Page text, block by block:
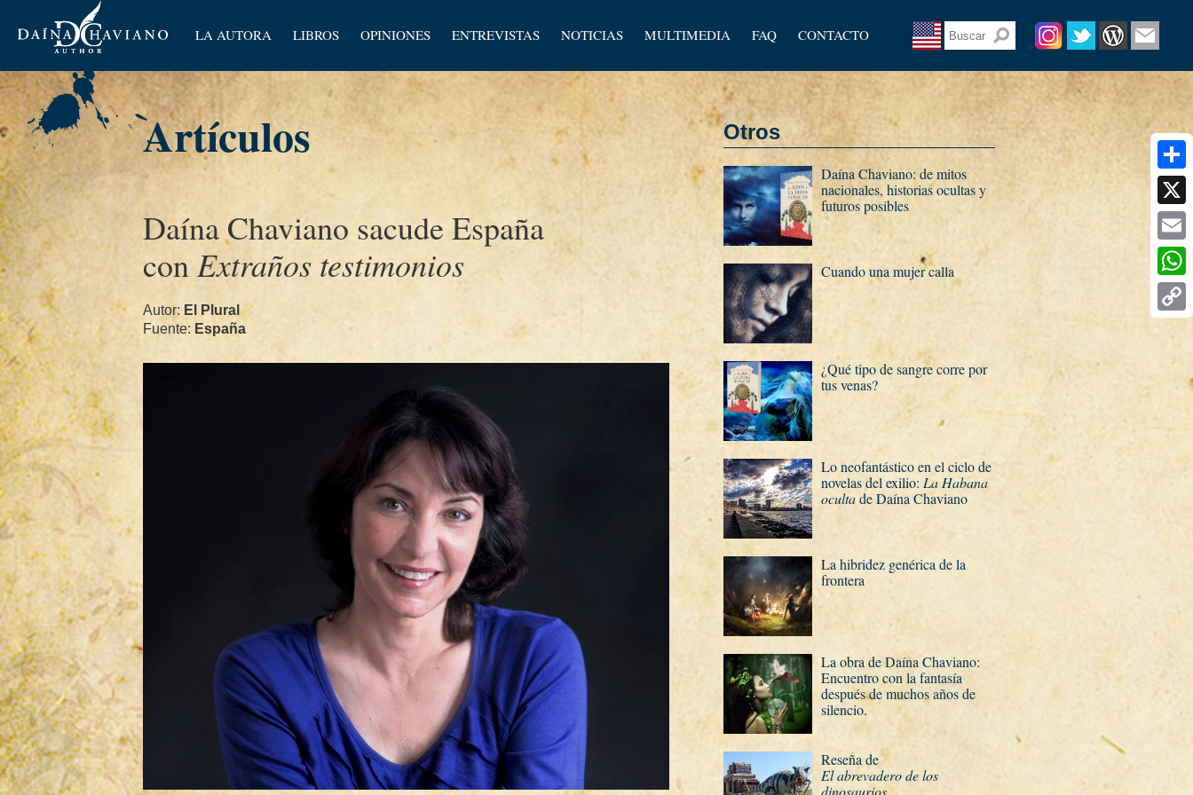
LA AUTORA LIBROS OPINIONES
Artículos
ENTREVISTAS NOTICIAS MULTIMEDIA FAQ CONTACTO
Artículos
Daí­na Chaviano sacude España
conExtraños testimonios
Autor: El Plural
Fuente: España
Otros
Daí­na Chaviano: de mitos
nacionales, historias ocultas y
futuros posibles
Cuando una mujer calla
¿Qué tipo de sangre corre por
tus venas?
Lo neofantástico en el ciclo de
novelas del exilio: La Habana
ocultade Daí­na Chaviano
La hibridez genérica de la
frontera
La obra de Daí­na Chaviano:
Encuentro con la fantasí­a
después de muchos años de
silencio.
Reseña de
El abrevadero de los
dinosaurios
Share
X
Email